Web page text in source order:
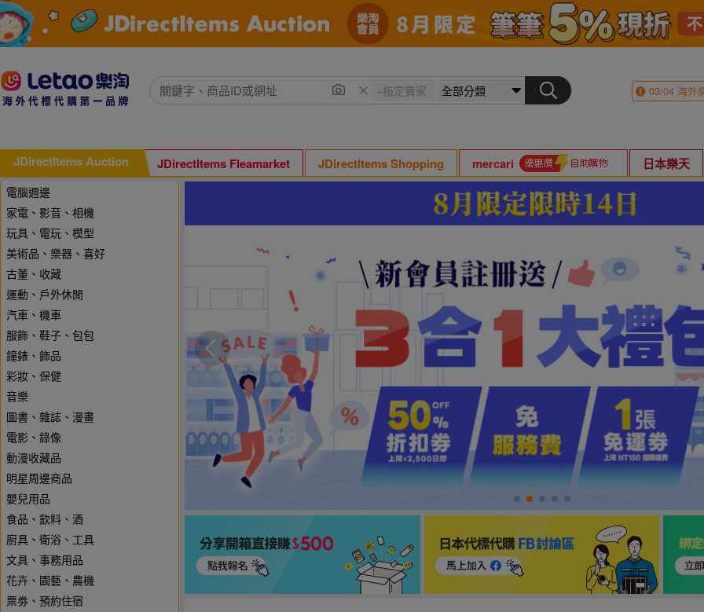
03/04海外
JDirectItems Auction JDirectItems Fleamarket JDirectItems Shopping mercari 日本樂天
電腦週邊
家電、影音、相機
玩具、電玩、模型
美術品、樂器、喜好
古董、收藏
運動、戶外休閒
汽車、機車
服飾、鞋子、包包
鐘錶、飾品
彩妝、保健
音樂
圖書、雜誌、漫畫
電影、錄像
動漫收藏品
明星周邊商品
嬰兒用品
食品、飲料、酒
廚具、衛浴、工具
文具、事務用品
花卉、園藝、農機
票劵、預約住宿